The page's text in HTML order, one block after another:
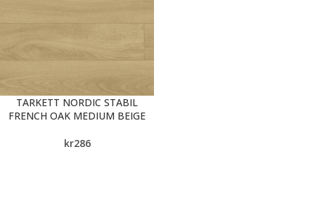
TARKETT NORDIC STABIL
FRENCH OAK MEDIUM BEIGE
kr286